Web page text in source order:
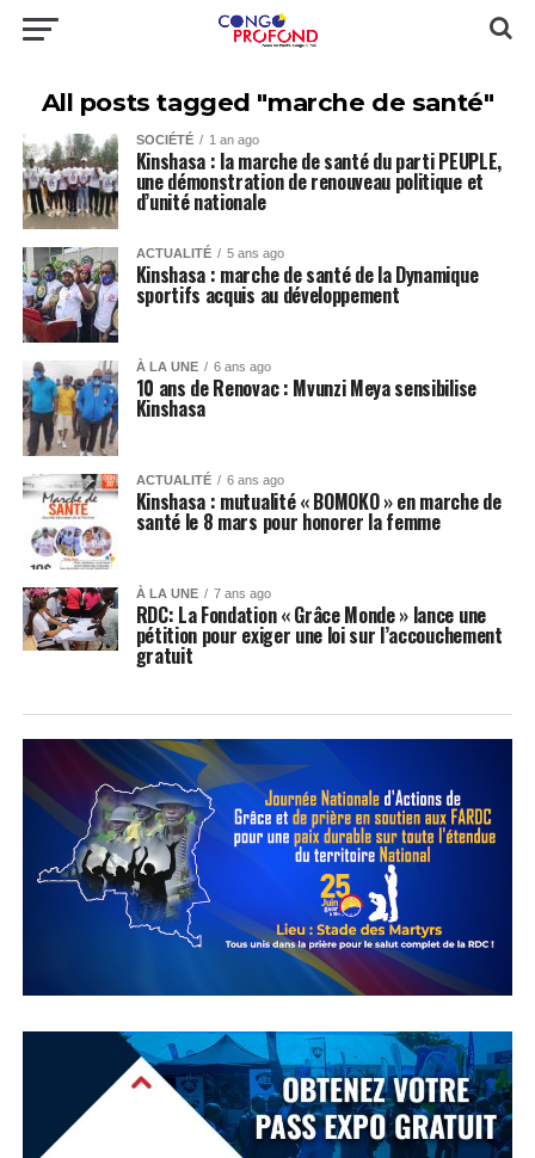
All posts tagged "marche de santé"
SOCIÉTÉ 1 an ago
Kinshasa : la marche de santé du parti PEUPLE,
une démonstration de renouveau politique et
d’unité nationale
ACTUALITÉ 5 ans ago
Kinshasa : marche de santé de la Dynamique
sportifs acquis au développement
À LA UNE 6 ans ago
10 ans de Renovac : Mvunzi Meya sensibilise
Kinshasa
ACTUALITÉ 6 ans ago
Kinshasa : mutualité « BOMOKO » en marche de
santé le 8 mars pour honorer la femme
À LA UNE 7 ans ago
RDC: La Fondation « Grâce Monde » lance une
pétition pour exiger une loi sur l’accouchement
gratuit